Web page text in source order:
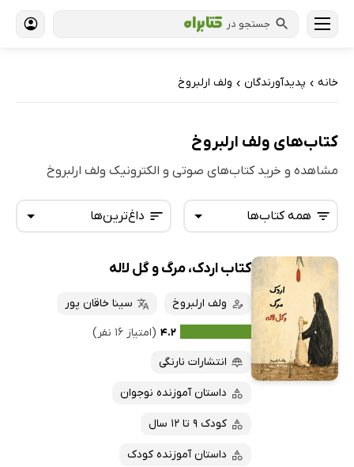
جستجو در
خانه › پدیدآورندگان › ولف ارلبروخ
کتاب‌های ولف ارلبروخ
مشاهده و خرید کتاب‌های صوتی و الکترونیک ولف ارلبروخ
داغ‌ترین‌ها
تازه‌ها
داغ‌ترین‌ها
پرفروش‌ها
ارزان ترین‌ها
همه کتاب‌ها
همه کتاب‌ها
کتاب‌های صوتی
کتاب‌های متنی
کتاب اردک، مرگ و گل لاله
ولف ارلبروخ
سینا خاقان پور
۴.۲ (امتیاز ۱۶ نفر)
انتشارات نارنگی
داستان آموزنده نوجوان
کودک 9 تا 12 سال
داستان آموزنده کودک